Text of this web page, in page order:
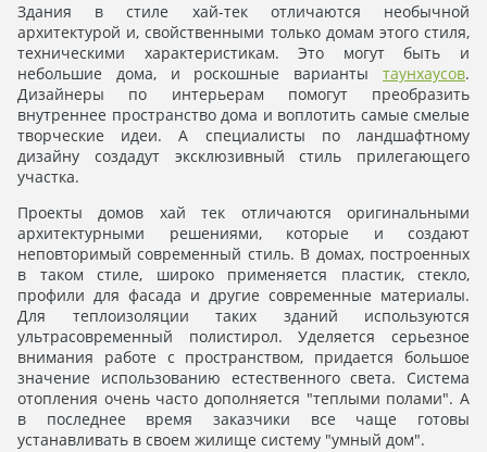
Здания в стиле хай-тек отличаются необычной
архитектурой и, свойственными только домам этого стиля,
техническими характеристикам. Это могут быть и
небольшие дома, и роскошные варианты таунхаусов.
Дизайнеры по интерьерам помогут преобразить
внутреннее пространство дома и воплотить самые смелые
творческие идеи. А специалисты по ландшафтному
дизайну создадут эксклюзивный стиль прилегающего
участка.
Проекты домов хай тек отличаются оригинальными
архитектурными решениями, которые и создают
неповторимый современный стиль. В домах, построенных
в таком стиле, широко применяется пластик, стекло,
профили для фасада и другие современные материалы.
Для теплоизоляции таких зданий используются
ультрасовременный полистирол. Уделяется серьезное
внимания работе с пространством, придается большое
значение использованию естественного света. Система
отопления очень часто дополняется "теплыми полами". А
в последнее время заказчики все чаще готовы
устанавливать в своем жилище систему "умный дом".